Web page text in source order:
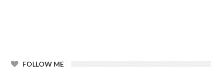
FOLLOW ME